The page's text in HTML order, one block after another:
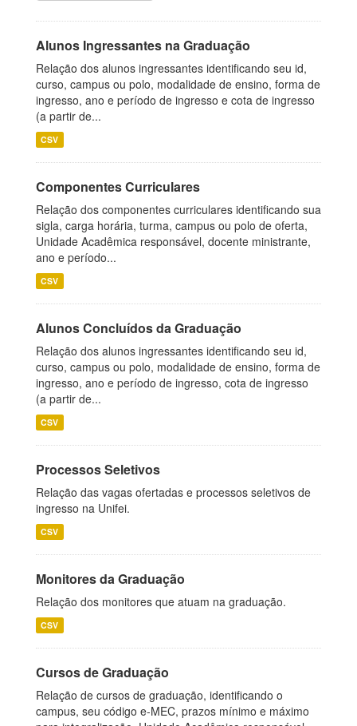
Alunos Ingressantes na Graduação
Relação dos alunos ingressantes identificando seu id,
curso, campus ou polo, modalidade de ensino, forma de
ingresso, ano e período de ingresso e cota de ingresso
(a partir de...
CSV
Componentes Curriculares
Relação dos componentes curriculares identificando sua
sigla, carga horária, turma, campus ou polo de oferta,
Unidade Acadêmica responsável, docente ministrante,
ano e período...
CSV
Alunos Concluídos da Graduação
Relação dos alunos ingressantes identificando seu id,
curso, campus ou polo, modalidade de ensino, forma de
ingresso, ano e período de ingresso, cota de ingresso
(a partir de...
CSV
Processos Seletivos
Relação das vagas ofertadas e processos seletivos de
ingresso na Unifei.
CSV
Monitores da Graduação
Relação dos monitores que atuam na graduação.
CSV
Cursos de Graduação
Relação de cursos de graduação, identificando o
campus, seu código e-MEC, prazos mínimo e máximo